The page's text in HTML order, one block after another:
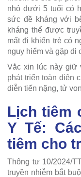
nhỏ dưới 5 tuổi có
sức đề kháng với
kháng thể được
mất đi khiến trẻ có
nguy hiểm và gặp di
Vắc xin lúc này giữ
phát triển toàn diện
diễn tiến nặng, tử
Lịch tiêm
Y Tế:
tiêm cho
Thông tư 10/2024/
truyền nhiễm bắt